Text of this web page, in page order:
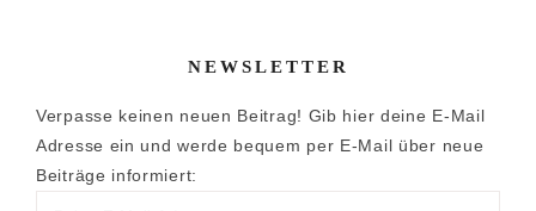
NEWSLETTER
Verpasse keinen neuen Beitrag! Gib hier deine E-Mail
Adresse ein und werde bequem per E-Mail über neue
Beiträge informiert: